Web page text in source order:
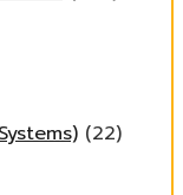
(22)